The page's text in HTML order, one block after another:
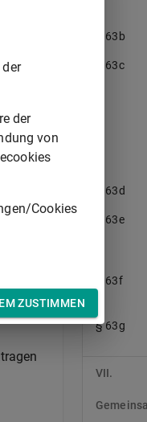
ist
nach
führt.
§ 63b
§ 63c
§ 63d
§ 63e
§ 63f
§ 63g
VII.
der
von
Cookies
ZUSTIMMEN